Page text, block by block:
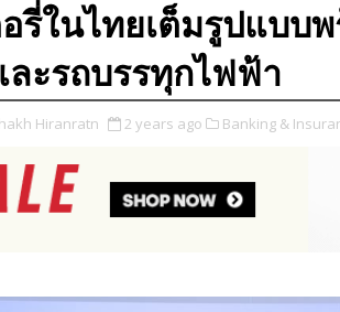
รี่ในไทยเต็มรูปแบบ
ะรถบรรทุกไฟฟ้า
Hiranratn 2 years ago Banking &